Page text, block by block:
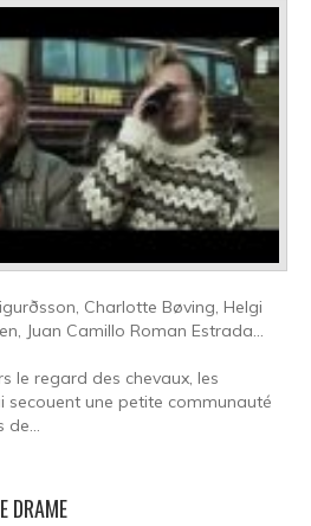
Charlotte Bøving, Helgi
Juan Camillo Roman Estrada...
le regard des chevaux, les
secouent une petite communauté
de...
DRAME